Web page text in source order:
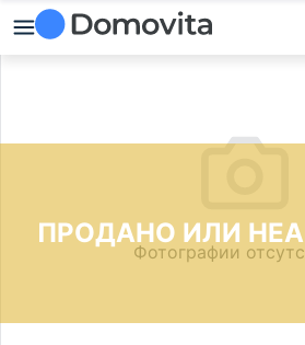
ПРОДАНО ИЛИ
Фотографии